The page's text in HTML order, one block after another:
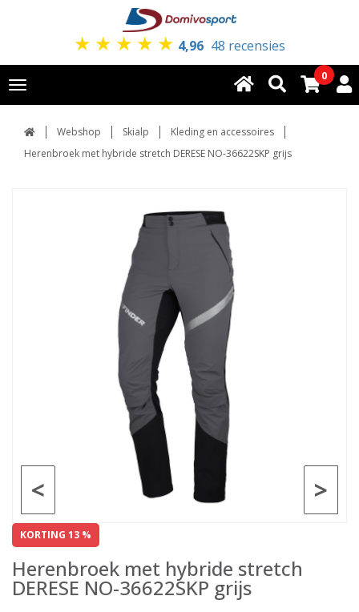
★ ★ ★ ★ ★ 4,96 48 recensies
Toggle
navigation
0
Webshop Skialp
Kleding en accessoires
Herenbroek met hybride stretch DERESE NO-36622SKP grijs
>
<
KORTING 13 %
Herenbroek met hybride stretch
DERESE NO-36622SKP grijs